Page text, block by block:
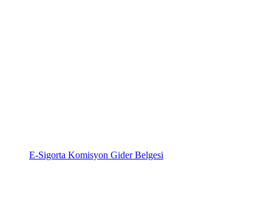
E-Sigorta Komisyon Gider Belgesi